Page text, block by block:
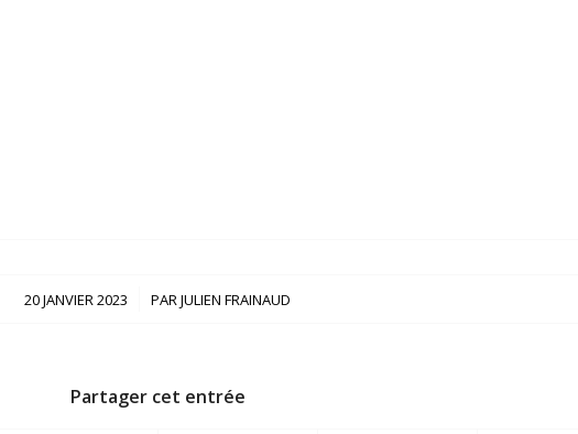
20 JANVIER 2023
/ PARJULIEN FRAINAUD
Partager cet entrée